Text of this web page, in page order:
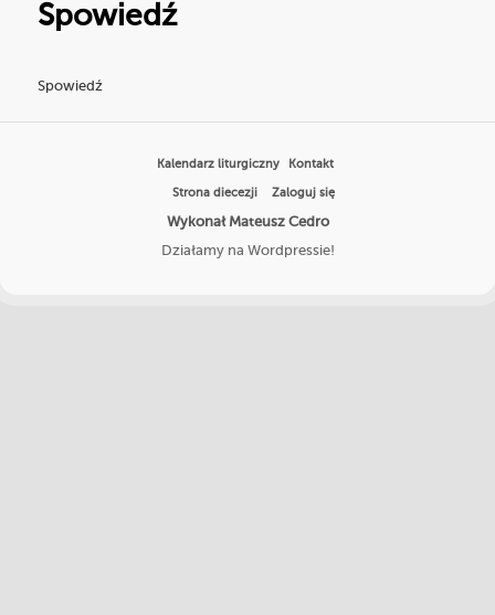
Spowiedź
Spowiedź
Kalendarz liturgiczny Kontakt
Strona diecezji Zaloguj się
Wykonał Mateusz Cedro
Działamy na Wordpressie!